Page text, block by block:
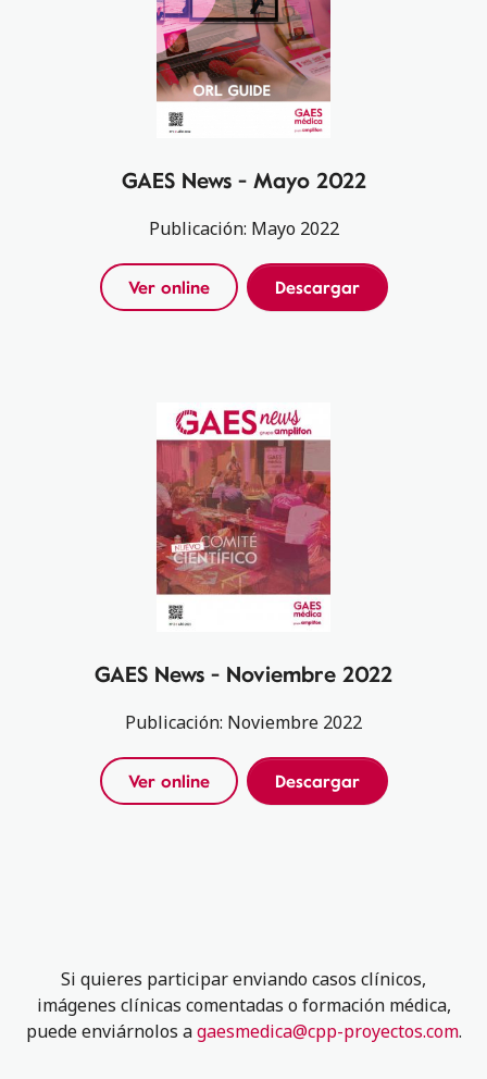
GAES News - Mayo 2022
Publicación: Mayo 2022
Ver online Descargar
GAES News - Noviembre 2022
Publicación: Noviembre 2022
Ver online Descargar
Si quieres participar enviando casos clínicos,
imágenes clínicas comentadas o formación médica,
puede enviárnolos agaesmedica@cpp-proyectos.com.